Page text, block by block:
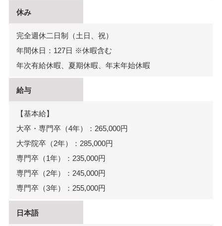
休み
完全週休二日制（土日、祝）
年間休日：127日 ※休暇含む
年次有給休暇、夏期休暇、年末年始休暇
給与
【基本給】
大卒・専門卒（4年）：265,000円
大学院卒（2年）：285,000円
専門卒（1年）：235,000円
専門卒（2年）：245,000円
専門卒（3年）：255,000円
日本語